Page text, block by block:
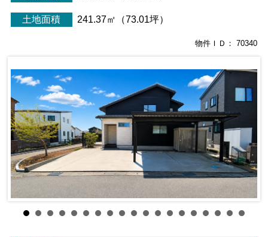
土地面積 241.37㎡（73.01坪）
物件ＩＤ： 70340